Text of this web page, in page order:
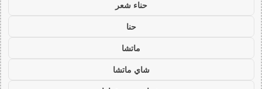
حناء شعر
حنا
ماتشا
شاي ماتشا